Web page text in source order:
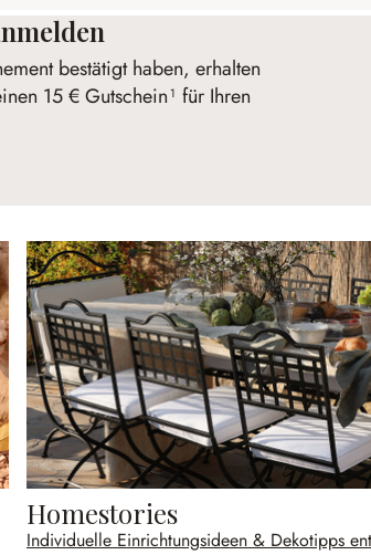
bestätigt haben, erhalten
15 € Gutschein¹ für Ihren
Homestories
Individuelle Einrichtungsideen & Dekotipps